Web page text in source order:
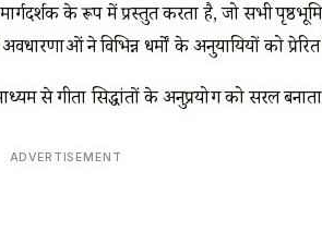
के रूप में प्रस्तुत करता है, जो सभी
ने विभिन्न धर्मों के अनुयायियों को
से गीता सिद्धांतों के अनुप्रयोग को सरल
ADVERTISEMENT